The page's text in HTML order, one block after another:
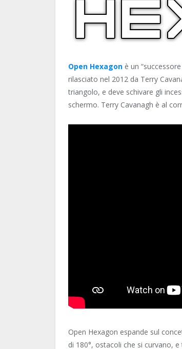
Open Hexagon è un
rilasciato nel 2012 da Terry
triangolo, e deve schivare gli
schermo. Terry Cavanagh è al
Open Hexagon espande sul
di 180°, ostacoli che si curvano,